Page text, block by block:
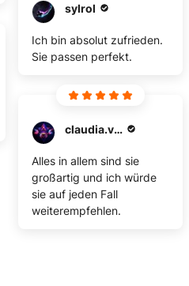
sylrol
Ich bin absolut zufrieden.
Sie passen perfekt.
claudia.vagner
Alles in allem sind sie
großartig und ich würde
sie auf jeden Fall
weiterempfehlen.